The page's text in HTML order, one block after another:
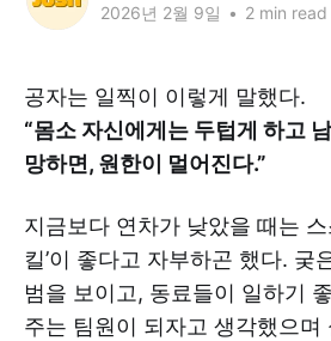
2026년 2월 9일 • 2 min read
공자는 일찍이 이렇게 말했다.
“몸소 자신에게는 두텁게 하고
망하면, 원한이 멀어진다.”
지금보다 연차가 낮았을 때는 스
킬’이 좋다고 자부하곤 했다. 궂
범을 보이고, 동료들이 일하기
주는 팀원이 되자고 생각했으며